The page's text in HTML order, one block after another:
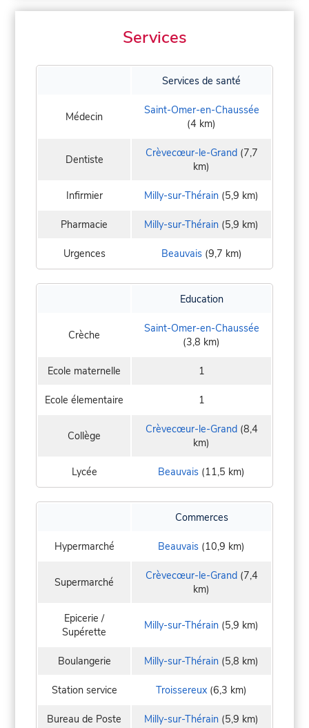
Services
Services de santé
Médecin
Saint-Omer-en-Chaussée
(4 km)
Dentiste Crèvecœur-le-Grand(7,7
km)
Infirmier Milly-sur-Thérain (5,9 km)
Pharmacie Milly-sur-Thérain (5,9 km)
Urgences Beauvais(9,7 km)
Education
Crèche
Saint-Omer-en-Chaussée
(3,8 km)
Ecole maternelle 1
Ecole élementaire 1
Collège Crèvecœur-le-Grand(8,4
km)
Lycée Beauvais (11,5 km)
Commerces
Hypermarché Beauvais (10,9 km)
Supermarché Crèvecœur-le-Grand(7,4
km)
Epicerie /
Supérette
Milly-sur-Thérain (5,9 km)
Boulangerie Milly-sur-Thérain (5,8 km)
Station service Troissereux (6,3 km)
Bureau de Poste Milly-sur-Thérain (5,9 km)